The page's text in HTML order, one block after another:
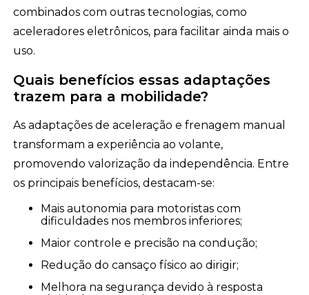
combinados com outras tecnologias, como
aceleradores eletrônicos, para facilitar ainda mais o
uso.
Quais benefícios essas adaptações
trazem para a mobilidade?
As adaptações de aceleração e frenagem manual
transformam a experiência ao volante,
promovendo valorização da independência. Entre
os principais benefícios, destacam-se:
Mais autonomia para motoristas com
dificuldades nos membros inferiores;
Maior controle e precisão na condução;
Redução do cansaço físico ao dirigir;
Melhora na segurança devido à resposta